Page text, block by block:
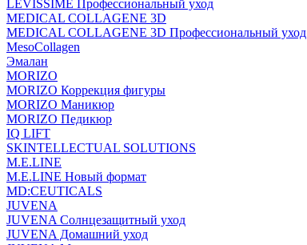
LEVISSIME Профессиональный уход
MEDICAL COLLAGENE 3D
MEDICAL COLLAGENE 3D Профессиональный уход
MesoCollagen
Эмалан
MORIZO
MORIZO Коррекция фигуры
MORIZO Маникюр
MORIZO Педикюр
IQ LIFT
SKINTELLECTUAL SOLUTIONS
M.E.LINE
M.E.LINE Новый формат
MD:CEUTICALS
JUVENA
JUVENA Солнцезащитный уход
JUVENA Домашний уход